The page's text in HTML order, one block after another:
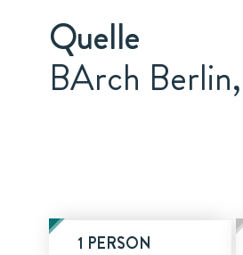
Quelle
BArch
1 PERSON